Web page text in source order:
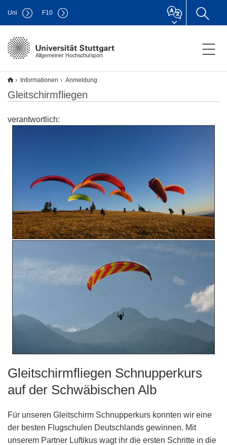
Allgemeiner Hochschulsport
Uni F10
Informationen Anmeldung
Gleitschirmfliegen
verantwortlich:
Gleitschirmfliegen Schnupperkurs
auf der Schwäbischen Alb
Für unseren Gleitschirm Schnupperkurs konnten wir eine
der besten Flugschulen Deutschlands gewinnen. Mit
unserem Partner Luftikus wagt ihr die ersten Schritte in die